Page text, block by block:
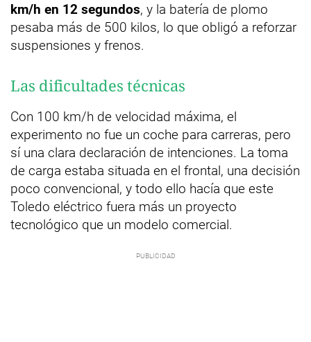
km/h en 12 segundos, y la batería de plomo
pesaba más de 500 kilos, lo que obligó a reforzar
suspensiones y frenos.
Las dificultades técnicas
Con 100 km/h de velocidad máxima, el
experimento no fue un coche para carreras, pero
sí una clara declaración de intenciones. La toma
de carga estaba situada en el frontal, una decisión
poco convencional, y todo ello hacía que este
Toledo eléctrico fuera más un proyecto
tecnológico que un modelo comercial.